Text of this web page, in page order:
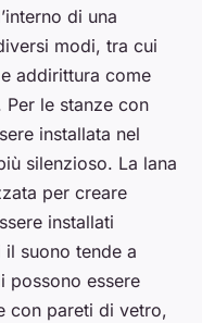
di una
modi, tra cui
addirittura come
le stanze con
installata nel
silenzioso. La lana
per creare
installati
il suono tende a
possono essere
con pareti di vetro,